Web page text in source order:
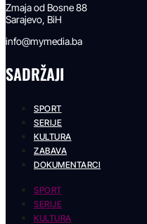
Zmaja od Bosne 88
Sarajevo, BiH
info@mymedia.ba
SADRŽAJI
SPORT
SERIJE
KULTURA
ZABAVA
DOKUMENTARCI
SPORT
SERIJE
KULTURA